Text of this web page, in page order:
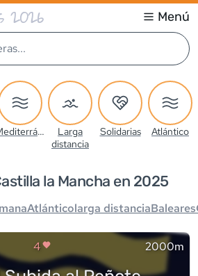
2026 Menú
Mediterráneo
Larga
distancia
Solidarias Atlántico
la Mancha en 2025
Atlánticolarga distanciaBaleares
4 2000m